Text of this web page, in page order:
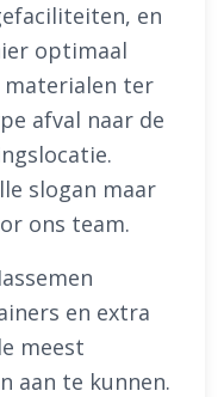
en
optimaal
materialen ter
afval naar de
slogan maar
ons team.
en extra
meest
aan te kunnen.